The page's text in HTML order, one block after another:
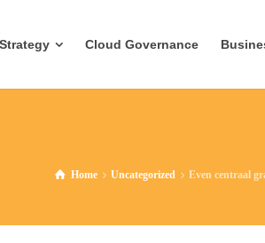
Cloud Governance
Home Uncategorized Even centraal